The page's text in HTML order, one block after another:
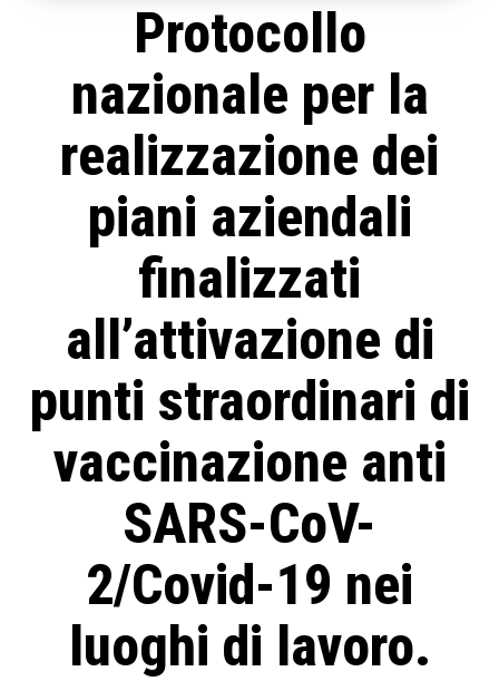
Protocollo
nazionale per la
realizzazione dei
piani aziendali
finalizzati
all’attivazione di
punti straordinari di
vaccinazione anti
SARS-CoV-
2/Covid-19 nei
luoghi di lavoro.